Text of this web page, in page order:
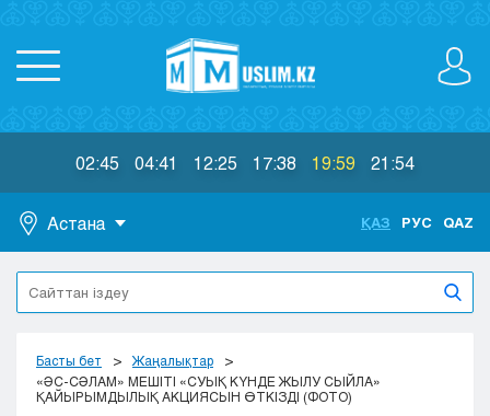
02:45 04:41 12:25 17:38 19:59 21:54
Астана
Астана
Алматы
Актобе
Атырау
Жезказган
ҚАЗ РУС QAZ
Басты бет
Жаңалықтар
«ӘС-СӘЛАМ» МЕШІТІ «СУЫҚ КҮНДЕ ЖЫЛУ СЫЙЛА»
ҚАЙЫРЫМДЫЛЫҚ АКЦИЯСЫН ӨТКІЗДІ (ФОТО)